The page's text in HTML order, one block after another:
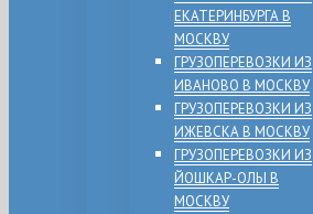
ЕКАТЕРИНБУРГА В
МОСКВУ
ГРУЗОПЕРЕВОЗКИ ИЗ
ИВАНОВО В МОСКВУ
ГРУЗОПЕРЕВОЗКИ ИЗ
ИЖЕВСКА В МОСКВУ
ГРУЗОПЕРЕВОЗКИ ИЗ
ЙОШКАР-ОЛЫ В
МОСКВУ